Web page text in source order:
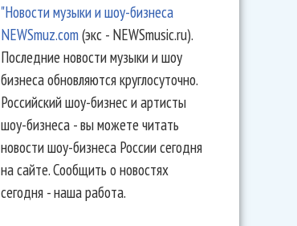
"Новости музыки и шоу-бизнеса
NEWSmuz.com(экс - NEWSmusic.ru).
Последние новости музыки и шоу
бизнеса обновляются круглосуточно.
Российский шоу-бизнес и артисты
шоу-бизнеса - вы можете читать
новости шоу-бизнеса России сегодня
на сайте. Сообщить о новостях
сегодня - наша работа.